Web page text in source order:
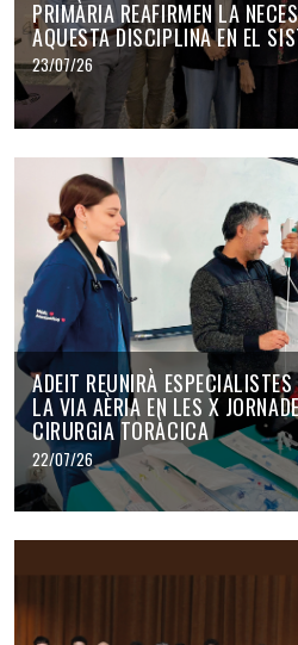
PRIMÀRIA REAFIRMEN LA
AQUESTA DISCIPLINA EN EL
23/07/26
ADEIT REUNIRÀ
LA VIA AÈRIA EN LES X
CIRURGIA TORÀCICA
22/07/26